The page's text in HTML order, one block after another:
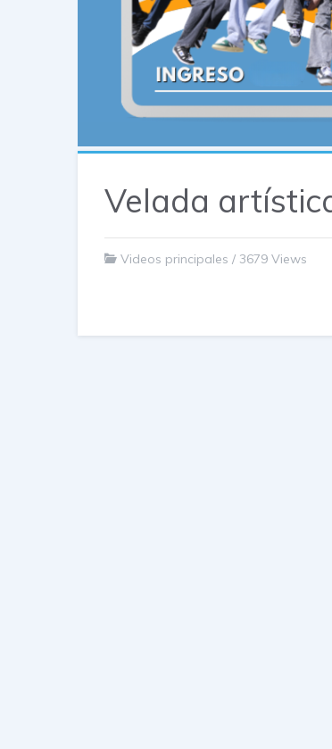
Velada
Videos principales / 3679 Views